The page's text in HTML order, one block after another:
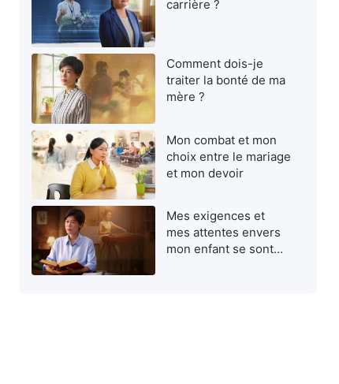
carrière ?
Comment dois-je
traiter la bonté de ma
mère ?
Mon combat et mon
choix entre le mariage
et mon devoir
Mes exigences et
mes attentes envers
mon enfant se sont